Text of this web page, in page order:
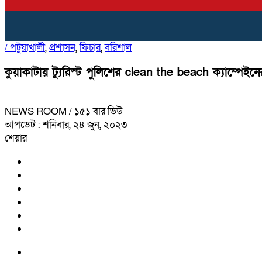
/পটুয়াখালী,প্রশাসন,ফিচার,বরিশাল
কুয়াকাটায় ট্যুরিস্ট পুলিশের clean the beach
NEWS ROOM / ১৫১ বার ভিউ
আপডেট : শনিবার, ২৪ জুন, ২০২৩
শেয়ার